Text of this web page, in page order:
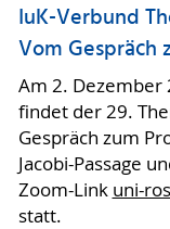
IuK-Verbund
Vom Gespräch
Am 2. Dezember
findet der 29.
Gespräch zum
Jacobi-Passage
Zoom-Link uni-
statt.